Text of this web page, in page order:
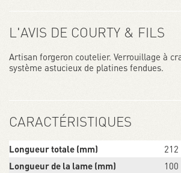
L'AVIS DE COURTY & FILS
Artisan forgeron coutelier. Verrouillage à
système astucieux de platines fendues.
CARACTÉRISTIQUES
Longueur totale (mm)
212
Longueur de la lame (mm)
100